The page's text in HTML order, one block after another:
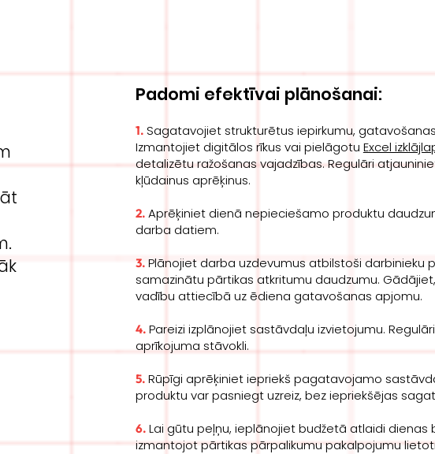
Padomi efektīvai plānošanai:
1. Sagatavojiet strukturētus iepirkumu,
Izmantojiet digitālos rīkus vai pielāgotu Excel
detalizētu ražošanas vajadzības. Regulāri
kļūdainus aprēķinus.
2. Aprēķiniet dienā nepieciešamo produktu
darba datiem.
3. Plānojiet darba uzdevumus atbilstoši darbinieku
samazinātu pārtikas atkritumu daudzumu.
vadību attiecībā uz ēdiena gatavošanas apjomu.
4. Pareizi izplānojiet sastāvdaļu izvietojumu.
aprīkojuma stāvokli.
5. Rūpīgi aprēķiniet iepriekš pagatavojamo
produktu var pasniegt uzreiz, bez iepriekšējas
6. Lai gūtu peļņu, ieplānojiet budžetā atlaidi dienas
izmantojot pārtikas pārpalikumu pakalpojumu